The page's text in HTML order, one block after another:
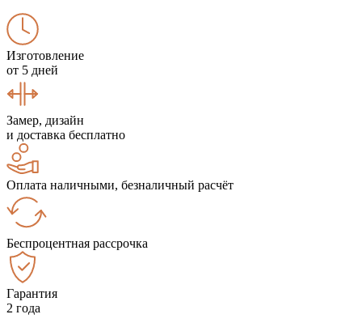
Изготовление
от 5 дней
Замер, дизайн
и доставка бесплатно
Оплата наличными, безналичный расчёт
Беспроцентная рассрочка
Гарантия
2 года